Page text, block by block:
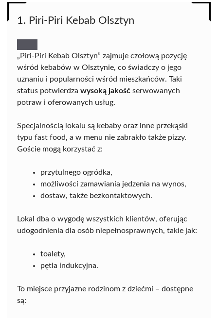
1. Piri-Piri Kebab Olsztyn
„Piri-Piri Kebab Olsztyn” zajmuje czołową pozycję
wśród kebabów w Olsztynie, co świadczy o jego
uznaniu i popularności wśród mieszkańców. Taki
status potwierdza wysoką jakość serwowanych
potraw i oferowanych usług.
Specjalnością lokalu są kebaby oraz inne przekąski
typu fast food, a w menu nie zabrakło także pizzy.
Goście mogą korzystać z:
przytulnego ogródka,
możliwości zamawiania jedzenia na wynos,
dostaw, także bezkontaktowych.
Lokal dba o wygodę wszystkich klientów, oferując
udogodnienia dla osób niepełnosprawnych, takie jak:
toalety,
pętla indukcyjna.
To miejsce przyjazne rodzinom z dziećmi – dostępne
są: